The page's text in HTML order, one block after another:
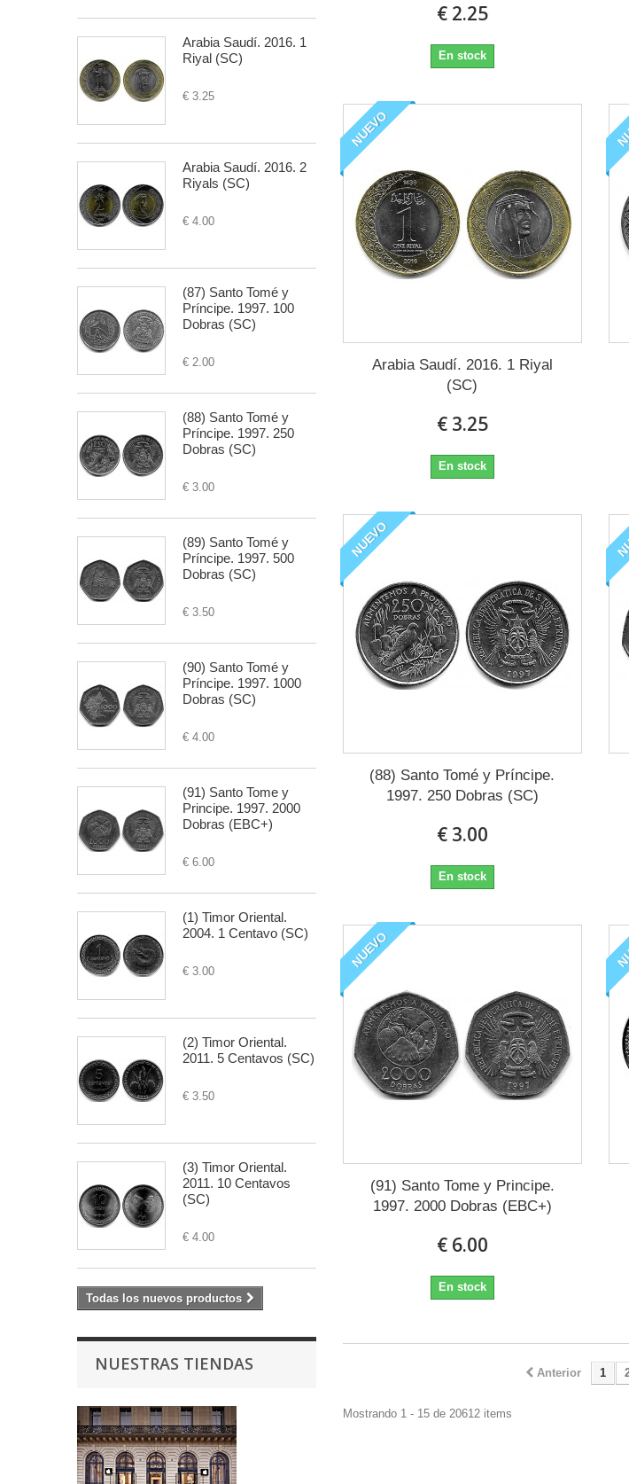
Arabia Saudí. 2016. 1
Riyal (SC)
€ 3.25
Arabia Saudí. 2016. 2
Riyals (SC)
€ 4.00
(87) Santo Tomé y
Príncipe. 1997. 100
Dobras (SC)
€ 2.00
(88) Santo Tomé y
Príncipe. 1997. 250
Dobras (SC)
€ 3.00
(89) Santo Tomé y
Príncipe. 1997. 500
Dobras (SC)
€ 3.50
(90) Santo Tomé y
Príncipe. 1997. 1000
Dobras (SC)
€ 4.00
(91) Santo Tome y
Principe. 1997. 2000
Dobras (EBC+)
€ 6.00
(1) Timor Oriental.
2004. 1 Centavo (SC)
€ 3.00
(2) Timor Oriental.
2011. 5 Centavos (SC)
€ 3.50
(3) Timor Oriental.
2011. 10 Centavos
(SC)
€ 4.00
Todas los nuevos productos
NUESTRAS TIENDAS
€ 2.25
En stock
NUEVO
Arabia Saudí. 2016. 1 Riyal
(SC)
€ 3.25
En stock
NUEVO
(88) Santo Tomé y Príncipe.
1997. 250 Dobras (SC)
€ 3.00
En stock
NUEVO
(91) Santo Tome y Principe.
1997. 2000 Dobras (EBC+)
€ 6.00
En stock
Anterior 1
Mostrando 1 - 15 de 20612 items